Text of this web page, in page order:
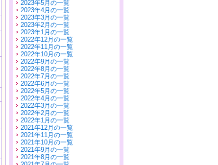
2023年5月の一覧
2023年4月の一覧
2023年3月の一覧
2023年2月の一覧
2023年1月の一覧
2022年12月の一覧
2022年11月の一覧
2022年10月の一覧
2022年9月の一覧
2022年8月の一覧
2022年7月の一覧
2022年6月の一覧
2022年5月の一覧
2022年4月の一覧
2022年3月の一覧
2022年2月の一覧
2022年1月の一覧
2021年12月の一覧
2021年11月の一覧
2021年10月の一覧
2021年9月の一覧
2021年8月の一覧